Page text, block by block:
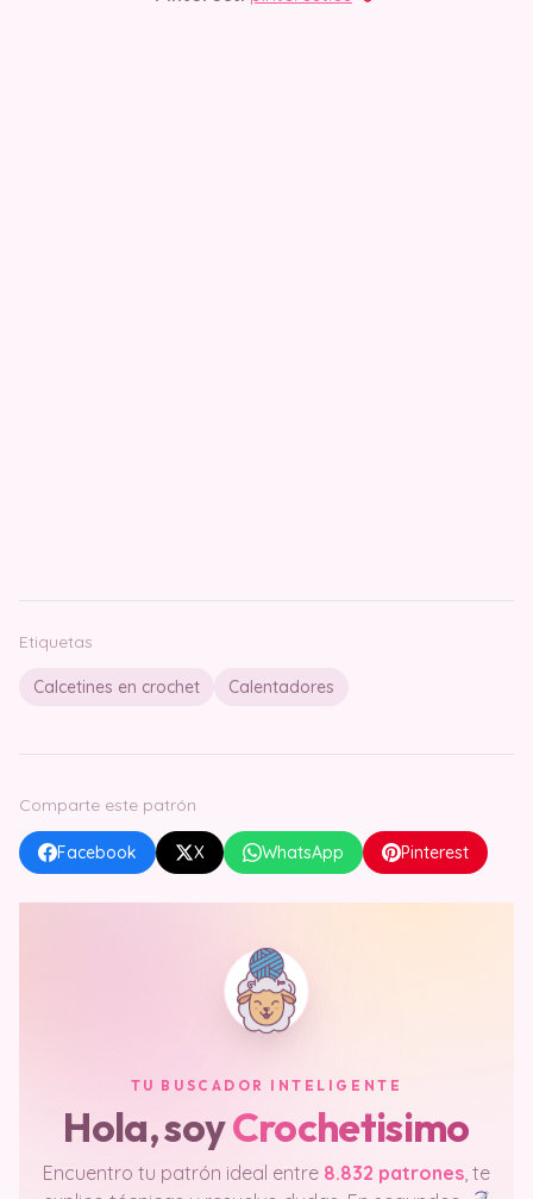
Etiquetas
Calcetines en crochet Calentadores
Comparte este patrón
Facebook X WhatsApp Pinterest
TU BUSCADOR INTELIGENTE
Hola, soyCrochetisimo
Encuentro tu patrón ideal entre 8.832 patrones , te